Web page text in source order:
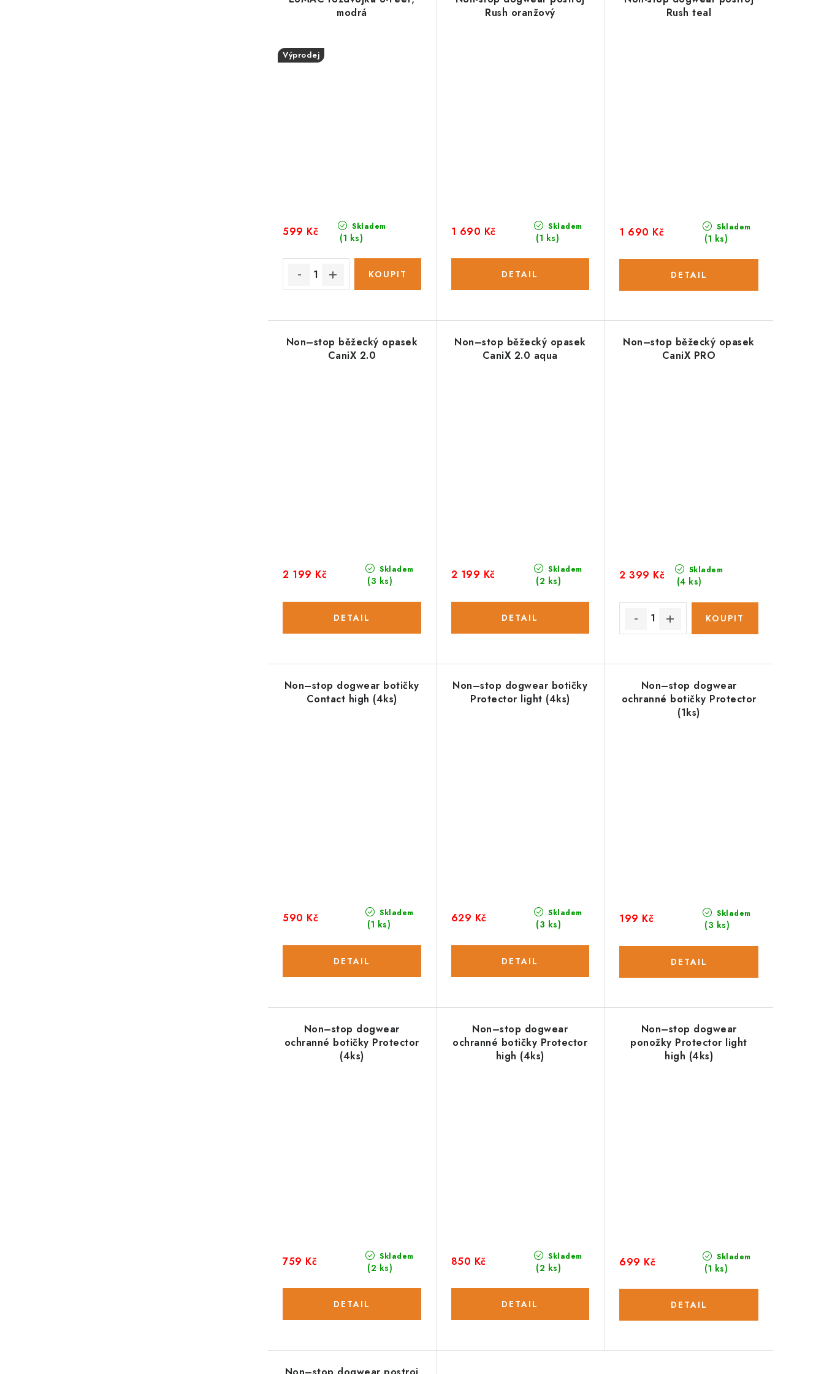
modrá
Výprodej
Skladem
(1 ks)
599 Kč
Rush oranžový
Skladem
(1 ks)
1 690 Kč
Rush teal
Skladem
(1 ks)
1 690 Kč
Non–stop běžecký opasek
CaniX 2.0
Skladem
(3 ks)
2 199 Kč
Non–stop běžecký opasek
CaniX 2.0 aqua
Skladem
(2 ks)
2 199 Kč
Non–stop běžecký opasek
CaniX PRO
Skladem
(4 ks)
2 399 Kč
Non–stop dogwear botičky
Contact high (4ks)
Skladem
(1 ks)
590 Kč
Non–stop dogwear botičky
Protector light (4ks)
Skladem
(3 ks)
629 Kč
Non–stop dogwear
ochranné botičky Protector
(1ks)
Skladem
(3 ks)
199 Kč
Non–stop dogwear
ochranné botičky Protector
(4ks)
Skladem
(2 ks)
759 Kč
Non–stop dogwear
ochranné botičky Protector
high (4ks)
Skladem
(2 ks)
850 Kč
Non–stop dogwear
ponožky Protector light
high (4ks)
Skladem
(1 ks)
699 Kč